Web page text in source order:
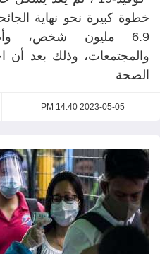
خطوة كبيرة نحو نهاية
6.9 مليون شخص،
والمجتمعات، وذلك بعد أن
الصحة
2023-05-05 14:40 PM